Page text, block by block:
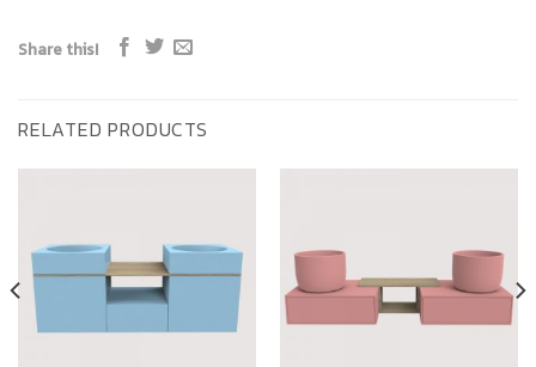
Share this!
RELATED PRODUCTS